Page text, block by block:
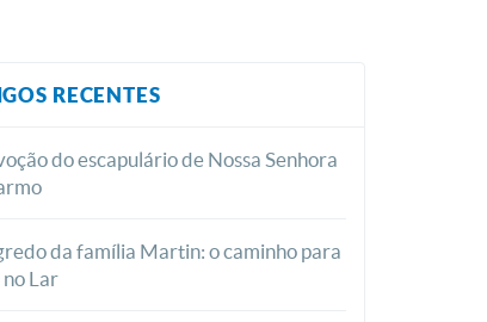
RECENTES
do escapulário de Nossa Senhora
da família Martin: o caminho para
no Lar